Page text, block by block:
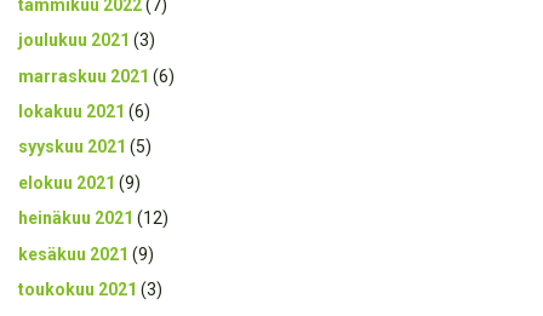
tammikuu 2022(7)
joulukuu 2021 (3)
marraskuu 2021 (6)
lokakuu 2021 (6)
syyskuu 2021 (5)
elokuu 2021 (9)
heinäkuu 2021 (12)
kesäkuu 2021 (9)
toukokuu 2021 (3)